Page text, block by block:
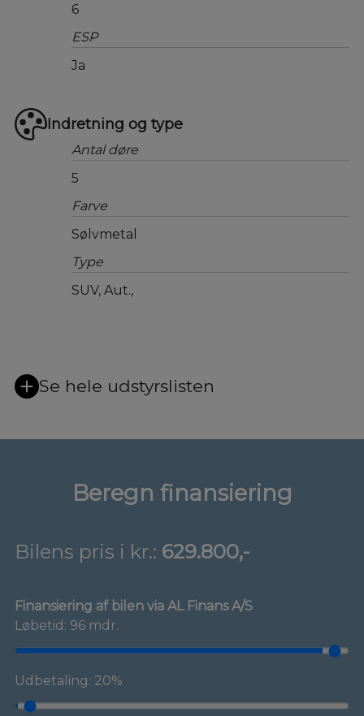
6
ESP
Ja
Indretning og type
Antal døre
5
Farve
Sølvmetal
Type
SUV, Aut.,
Se hele udstyrslisten
Beregn finansiering
Bilens pris i kr.: 629.800,-
Finansiering af bilen via AL Finans A/S
Løbetid: 96 mdr.
Udbetaling: 20%